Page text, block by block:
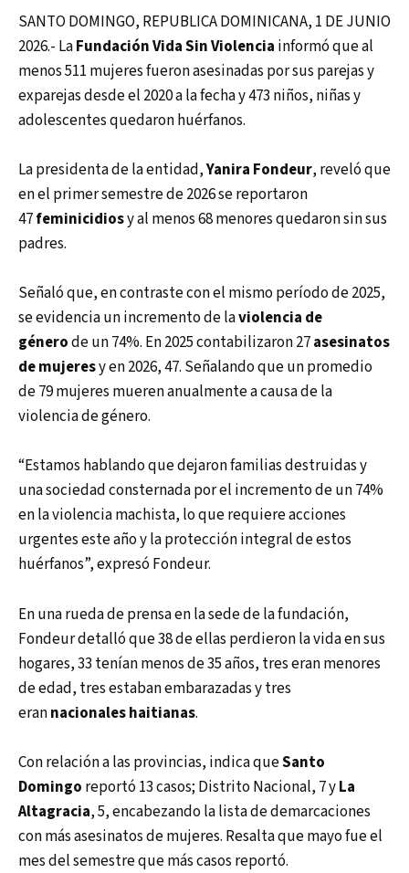
SANTO DOMINGO, REPUBLICA DOMINICANA, 1 DE JUNIO
2026.- LaFundación Vida Sin Violencia informó que al
menos 511 mujeres fueron asesinadas por sus parejas y
exparejas desde el 2020 a la fecha y 473 niños, niñas y
adolescentes quedaron huérfanos.
La presidenta de la entidad,Yanira Fondeur, reveló que
en el primer semestre de 2026 se reportaron
47feminicidiosy al menos 68 menores quedaron sin sus
padres.
Señaló que, en contraste con el mismo período de 2025,
se evidencia un incremento de laviolencia de
génerode un 74%. En 2025 contabilizaron 27asesinatos
de mujeresy en 2026, 47. Señalando que un promedio
de 79 mujeres mueren anualmente a causa de la
violencia de género.
“Estamos hablando que dejaron familias destruidas y
una sociedad consternada por el incremento de un 74%
en la violencia machista, lo que requiere acciones
urgentes este año y la protección integral de estos
huérfanos”, expresó Fondeur.
En una rueda de prensa en la sede de la fundación,
Fondeur detalló que 38 de ellas perdieron la vida en sus
hogares, 33 tenían menos de 35 años, tres eran menores
de edad, tres estaban embarazadas y tres
erannacionales haitianas.
Con relación a las provincias, indica queSanto
Domingo reportó 13 casos; Distrito Nacional, 7 yLa
Altagracia, 5, encabezando la lista de demarcaciones
con más asesinatos de mujeres. Resalta que mayo fue el
mes del semestre que más casos reportó.